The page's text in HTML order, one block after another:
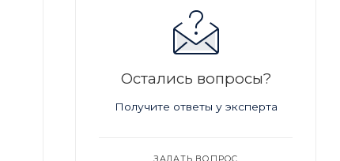
Остались вопросы?
Получите ответы у эксперта